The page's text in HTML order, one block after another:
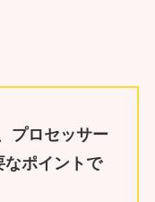
プロセッサー
なポイントで